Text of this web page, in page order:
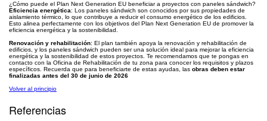
¿Cómo puede el Plan Next Generation EU beneficiar a proyectos con paneles sándwich?
Eficiencia energética: Los paneles sándwich son conocidos por sus propiedades de
aislamiento térmico, lo que contribuye a reducir el consumo energético de los edificios.
Esto alinea perfectamente con los objetivos del Plan Next Generation EU de promover la
eficiencia energética y la sostenibilidad.
Renovación y rehabilitación: El plan también apoya la renovación y rehabilitación de
edificios, y los paneles sándwich pueden ser una solución ideal para mejorar la eficiencia
energética y la sostenibilidad de estos proyectos. Te recomendamos que te pongas en
contacto con la Oficina de Rehabilitación de tu zona para conocer los requisitos y plazos
específicos. Recuerda que para beneficiarte de estas ayudas, las obras deben estar
finalizadas antes del 30 de junio de 2026
Volver al principio
Referencias